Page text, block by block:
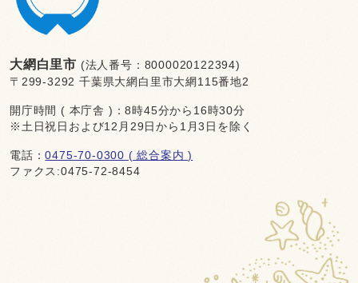
大網白里市 (法人番号：8000020122394)
〒299-3292 千葉県大網白里市大網115番地2
開庁時間 ( 本庁舎 )：8時45分から16時30分
※土日祝日および12月29日から1月3日を除く
電話：0475-70-0300 ( 総合案内 )
ファクス:0475-72-8454